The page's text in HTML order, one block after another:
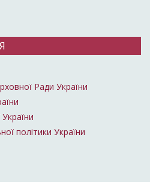
Ради України
політики України